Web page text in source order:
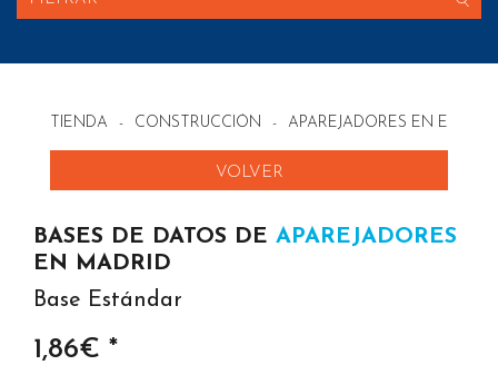
TIENDA - CONSTRUCCIÓN - APAREJADORES EN ESPAÑA
VOLVER
BASES DE DATOS DE APAREJADORES
EN MADRID
Base Estándar
1,86€ *